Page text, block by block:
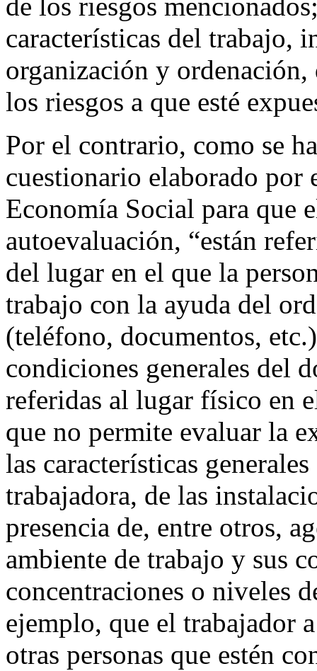
de los riesgos
características del trabajo,
organización y
los riesgos a que esté
Por el contrario, como se
cuestionario elaborado
Economía Social para que
autoevaluación, “están
del lugar en el que la
trabajo con la ayuda del
(teléfono, documentos,
condiciones generales del
referidas al lugar físico en
que no permite evaluar la
las características
trabajadora, de las
presencia de, entre otros,
ambiente de trabajo y sus
concentraciones o niveles
ejemplo, que el trabajador
otras personas que estén